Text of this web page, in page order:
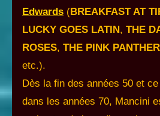
Edwards (BREAKFAST AT
LUCKY GOES LATIN, THE
ROSES, THE PINK PANTHER
etc.).
Dès la fin des années 50 et
dans les années 70, Mancini